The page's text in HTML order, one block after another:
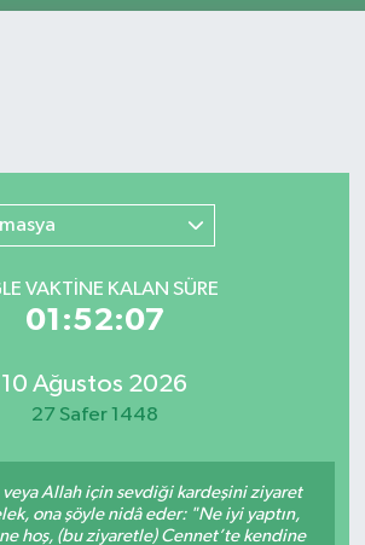
VAKTİNE KALAN SÜRE
01:52:07
10 Ağustos 2026
27 Safer 1448
veya Allah için sevdiği kardeşini ziyaret
ona şöyle nidâ eder: "Ne iyi yaptın,
hoş, (bu ziyaretle) Cennet’te kendine